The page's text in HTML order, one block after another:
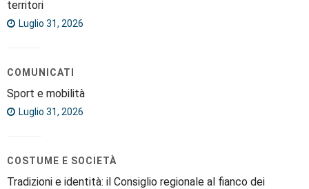
territori
Luglio 31, 2026
COMUNICATI
Sport e mobilità
Luglio 31, 2026
COSTUME E SOCIETÀ
Tradizioni e identità: il Consiglio regionale al fianco dei